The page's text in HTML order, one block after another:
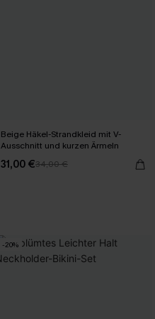
Beige Häkel-Strandkleid mit V-
Ausschnitt und kurzen Ärmeln
31,00 €34,00 €
-20%